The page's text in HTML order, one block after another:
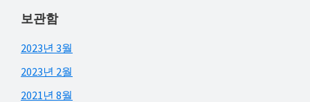
보관함
2023년 3월
2023년 2월
2021년 8월